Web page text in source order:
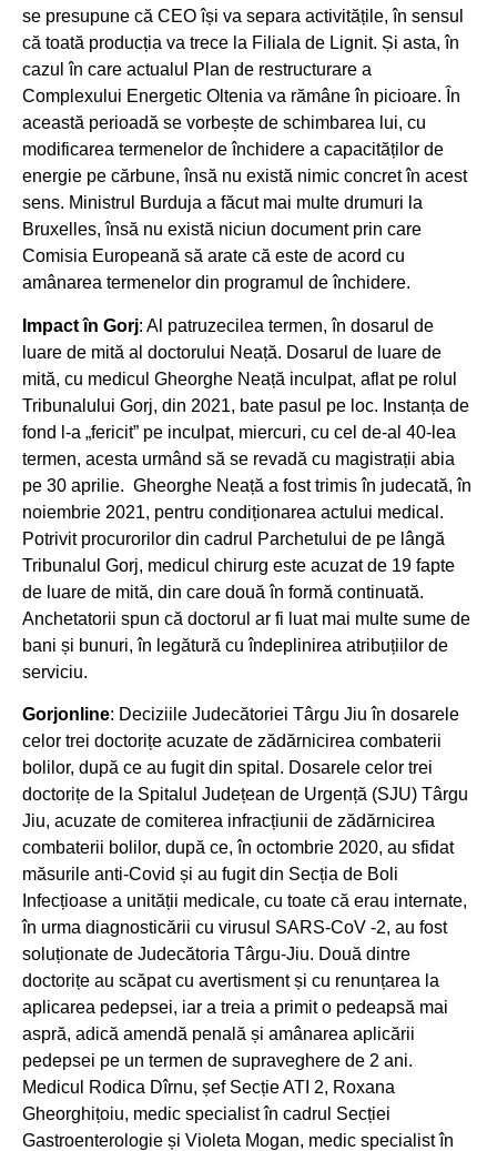
se presupune că CEO își va separa activitățile, în sensul
că toată producția va trece la Filiala de Lignit. Și asta, în
cazul în care actualul Plan de restructurare a
Complexului Energetic Oltenia va rămâne în picioare. În
această perioadă se vorbește de schimbarea lui, cu
modificarea termenelor de închidere a capacităților de
energie pe cărbune, însă nu există nimic concret în acest
sens. Ministrul Burduja a făcut mai multe drumuri la
Bruxelles, însă nu există niciun document prin care
Comisia Europeană să arate că este de acord cu
amânarea termenelor din programul de închidere.
Impact în Gorj: Al patruzecilea termen, în dosarul de
luare de mită al doctorului Neață. Dosarul de luare de
mită, cu medicul Gheorghe Neață inculpat, aflat pe rolul
Tribunalului Gorj, din 2021, bate pasul pe loc. Instanța de
fond l-a „fericit” pe inculpat, miercuri, cu cel de-al 40-lea
termen, acesta urmând să se revadă cu magistrații abia
pe 30 aprilie. Gheorghe Neață a fost trimis în judecată, în
noiembrie 2021, pentru condiționarea actului medical.
Potrivit procurorilor din cadrul Parchetului de pe lângă
Tribunalul Gorj, medicul chirurg este acuzat de 19 fapte
de luare de mită, din care două în formă continuată.
Anchetatorii spun că doctorul ar fi luat mai multe sume de
bani și bunuri, în legătură cu îndeplinirea atribuțiilor de
serviciu.
Gorjonline: Deciziile Judecătoriei Târgu Jiu în dosarele
celor trei doctorițe acuzate de zădărnicirea combaterii
bolilor, după ce au fugit din spital. Dosarele celor trei
doctorițe de la Spitalul Județean de Urgență (SJU) Târgu
Jiu, acuzate de comiterea infracțiunii de zădărnicirea
combaterii bolilor, după ce, în octombrie 2020, au sfidat
măsurile anti-Covid și au fugit din Secția de Boli
Infecțioase a unității medicale, cu toate că erau internate,
în urma diagnosticării cu virusul SARS-CoV -2, au fost
soluționate de Judecătoria Târgu-Jiu. Două dintre
doctorițe au scăpat cu avertisment și cu renunțarea la
aplicarea pedepsei, iar a treia a primit o pedeapsă mai
aspră, adică amendă penală și amânarea aplicării
pedepsei pe un termen de supraveghere de 2 ani.
Medicul Rodica Dîrnu, șef Secție ATI 2, Roxana
Gheorghițoiu, medic specialist în cadrul Secției
Gastroenterologie și Violeta Mogan, medic specialist în